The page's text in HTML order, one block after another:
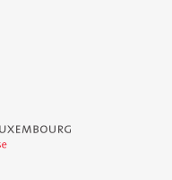
Luxembourg - Service